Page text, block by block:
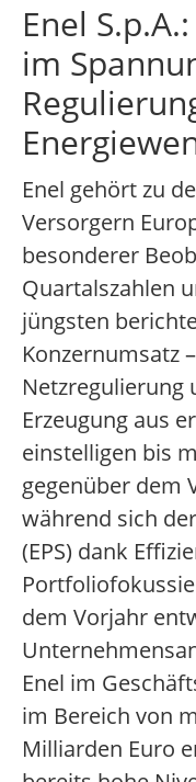
Enel
im
Enel gehört zu
Versorgern
besonderer
Quartalszahlen
jüngsten
Konzernumsatz
Netzregulierung
Erzeugung aus
einstelligen bis
gegenüber dem
während sich
(EPS) dank
dem Vorjahr
Enel im
im Bereich von
Milliarden Euro